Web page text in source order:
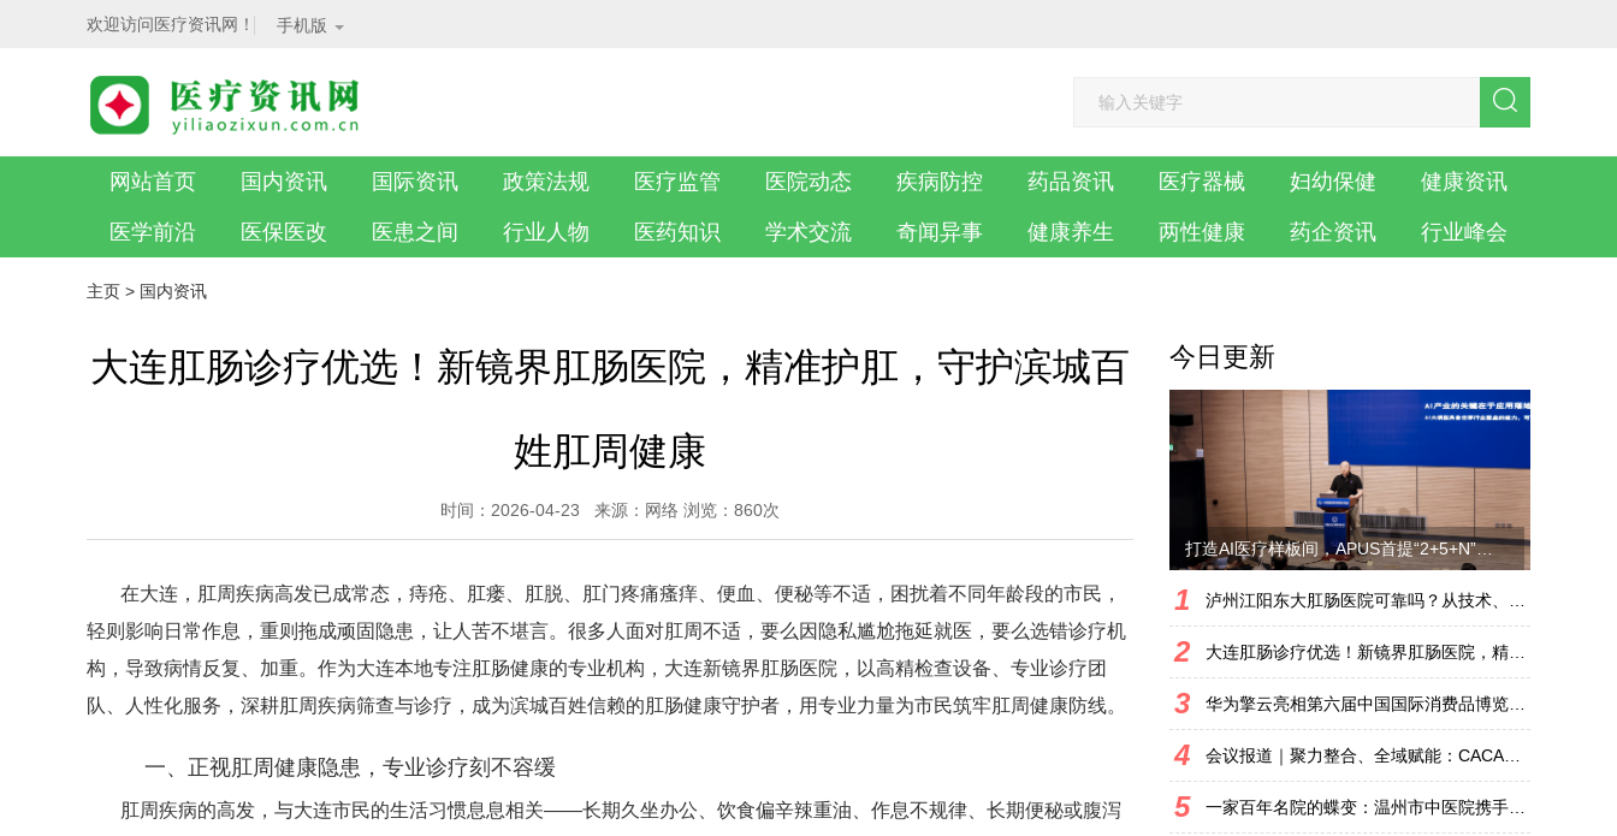
欢迎访问医疗资讯网！ 手机版
网站首页 国内资讯 国际资讯 政策法规 医疗监管 医院动态 疾病防控 药品资讯 医疗器械 妇幼保健 健康资讯
医学前沿 医保医改 医患之间 行业人物 医药知识 学术交流 奇闻异事 健康养生 两性健康 药企资讯 行业峰会
主页 > 国内资讯
大连肛肠诊疗优选！新镜界肛肠医院，精准护肛，守护滨城百
姓肛周健康
时间：2026-04-23 来源：网络 浏览： 860次
在大连，肛周疾病高发已成常态，痔疮、肛瘘、肛脱、肛门疼痛瘙痒、便血、便秘等不适，困扰着不同年龄段的市民，
轻则影响日常作息，重则拖成顽固隐患，让人苦不堪言。很多人面对肛周不适，要么因隐私尴尬拖延就医，要么选错诊疗机
构，导致病情反复、加重。作为大连本地专注肛肠健康的专业机构，大连新镜界肛肠医院，以高精检查设备、专业诊疗团
队、人性化服务，深耕肛周疾病筛查与诊疗，成为滨城百姓信赖的肛肠健康守护者，用专业力量为市民筑牢肛周健康防线。
一、正视肛周健康隐患，专业诊疗刻不容缓
肛周疾病的高发，与大连市民的生活习惯息息相关——长期久坐办公、饮食偏辛辣重油、作息不规律、长期便秘或腹泻
今日更新
打造AI医疗样板间，APUS首提“2+5+N”AI医疗战略
1
2
3
4
5